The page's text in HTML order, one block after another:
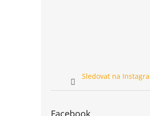
Sledovat na
Facebook